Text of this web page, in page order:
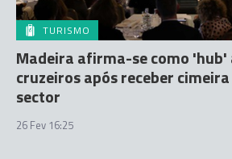
TURISMO
Madeira afirma-se como
cruzeiros após receber
sector
26 Fev 16:25